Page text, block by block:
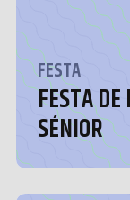
FESTA
FESTA DE
SÉNIOR